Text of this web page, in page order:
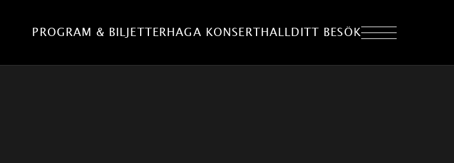
PROGRAM & BILJETTER HAGA KONSERTHALL DITT BESÖK